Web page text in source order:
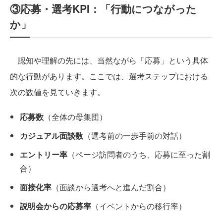
③応募・選考KPI：「行動につながった
か」
認知や理解の先には、当然ながら「応募」という具体
的な行動があります。ここでは、選考ステップにおける
次の数値を見ていきます。
応募数 （全体の母集団）
カジュアル面談数 （選考前の一歩手前の対話）
エントリー率 （ページ訪問者のうち、応募に至った割
合）
面接化率 （面談から選考へと進んだ割合）
説明会からの応募率 （イベントからの移行率）